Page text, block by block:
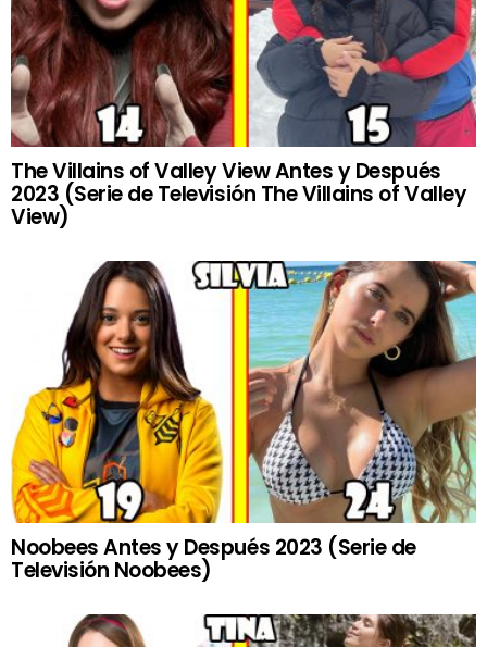
The Villains of Valley View Antes y Después
2023 (Serie de Televisión The Villains of Valley
View)
Noobees Antes y Después 2023 (Serie de
Televisión Noobees)